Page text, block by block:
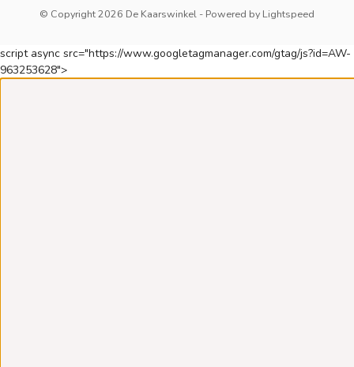
© Copyright 2026 De Kaarswinkel - Powered by Lightspeed
script async src="https://www.googletagmanager.com/gtag/js?id=AW-
963253628">